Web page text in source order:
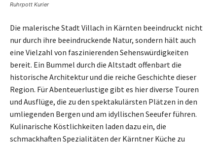
Ruhrpott Kurier
Die malerische Stadt Villach in Kärnten beeindruckt nicht
nur durch ihre beeindruckende Natur, sondern hält auch
eine Vielzahl von faszinierenden Sehenswürdigkeiten
bereit. Ein Bummel durch die Altstadt offenbart die
historische Architektur und die reiche Geschichte dieser
Region. Für Abenteuerlustige gibt es hier diverse Touren
und Ausflüge, die zu den spektakulärsten Plätzen in den
umliegenden Bergen und am idyllischen Seeufer führen.
Kulinarische Köstlichkeiten laden dazu ein, die
schmackhaften Spezialitäten der Kärntner Küche zu